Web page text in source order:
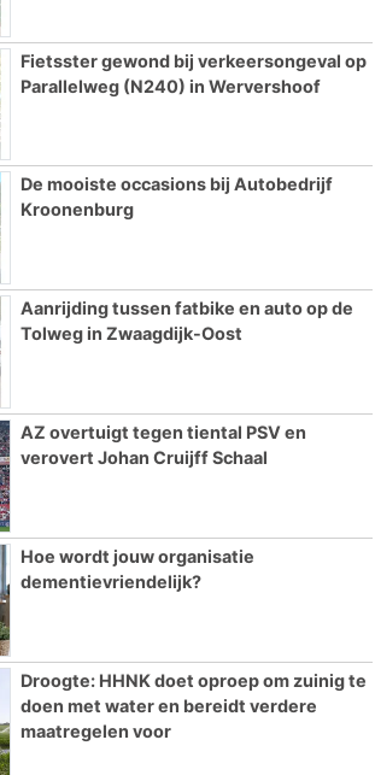
Fietsster gewond bij verkeersongeval op
Parallelweg (N240) in Wervershoof
De mooiste occasions bij Autobedrijf
Kroonenburg
Aanrijding tussen fatbike en auto op de
Tolweg in Zwaagdijk-Oost
AZ overtuigt tegen tiental PSV en
verovert Johan Cruijff Schaal
Hoe wordt jouw organisatie
dementievriendelijk?
Droogte: HHNK doet oproep om zuinig te
doen met water en bereidt verdere
maatregelen voor